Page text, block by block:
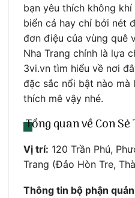
bạn yêu thích không
biển cả hay chỉ bởi nét
đơn điệu của vùng quê
Nha Trang chính là lựa
3vi.vn tìm hiểu về nơi
đặc sắc nổi bật nào mà
thích mê vậy nhé.
Tổng quan về Con
Vị trí: 120 Trần Phú,
Trang (Đảo Hòn Tre,
Thông tin bộ phận